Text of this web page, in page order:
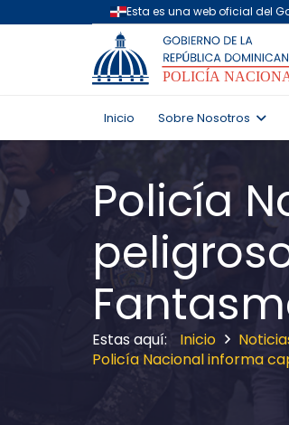
Inicio Sobre Nosotros
Policía
Inicio
Policía Nacional informa